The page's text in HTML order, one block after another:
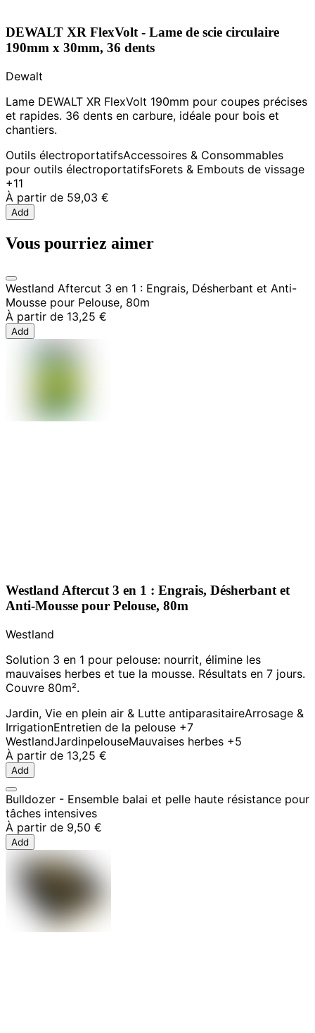
DEWALT XR FlexVolt - Lame de scie circulaire
190mm x 30mm, 36 dents
Dewalt
Lame DEWALT XR FlexVolt 190mm pour coupes précises
et rapides. 36 dents en carbure, idéale pour bois et
chantiers.
Outils électroportatifsAccessoires & Consommables
pour outils électroportatifsForets & Embouts de vissage
+11
À partir de 59,03 €
Add
Vous pourriez aimer
Westland Aftercut 3 en 1 : Engrais, Désherbant et Anti-
Mousse pour Pelouse, 80m
À partir de 13,25 €
Add
Westland Aftercut 3 en 1 : Engrais, Désherbant et
Anti-Mousse pour Pelouse, 80m
Westland
Solution 3 en 1 pour pelouse: nourrit, élimine les
mauvaises herbes et tue la mousse. Résultats en 7 jours.
Couvre 80m².
Jardin, Vie en plein air & Lutte antiparasitaireArrosage &
IrrigationEntretien de la pelouse +7
WestlandJardinpelouseMauvaises herbes +5
À partir de 13,25 €
Add
Bulldozer - Ensemble balai et pelle haute résistance pour
tâches intensives
À partir de 9,50 €
Add